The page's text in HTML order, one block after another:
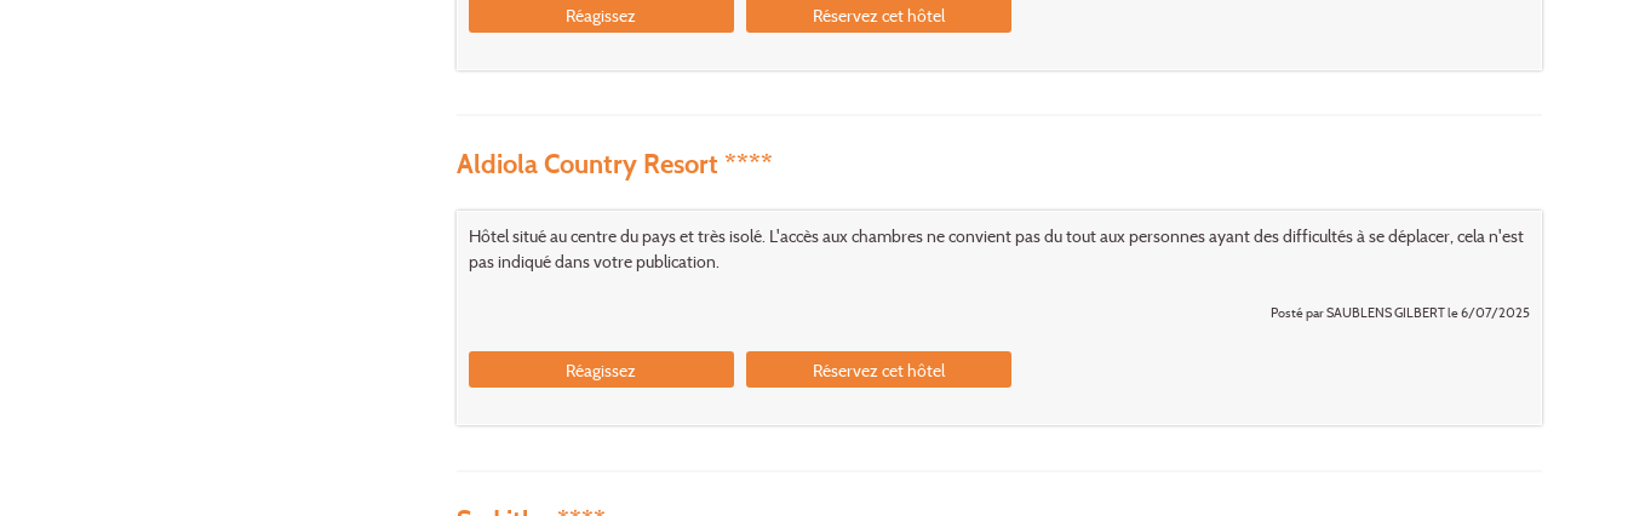
Réagissez Réservez cet hôtel
Aldiola Country Resort ****
Hôtel situé au centre du pays et très isolé. L'accès aux chambres ne convient pas du tout aux personnes ayant des difficultés à se déplacer, cela n'est
pas indiqué dans votre publication.
Posté par SAUBLENS GILBERT le 6/07/2025
Réagissez Réservez cet hôtel